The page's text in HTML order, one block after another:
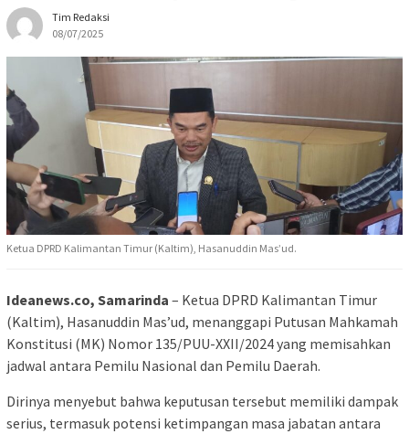
Tim Redaksi
08/07/2025
Ketua DPRD Kalimantan Timur (Kaltim), Hasanuddin Mas’ud.
Ideanews.co, Samarinda – Ketua DPRD Kalimantan Timur
(Kaltim), Hasanuddin Mas’ud, menanggapi Putusan Mahkamah
Konstitusi (MK) Nomor 135/PUU-XXII/2024 yang memisahkan
jadwal antara Pemilu Nasional dan Pemilu Daerah.
Dirinya menyebut bahwa keputusan tersebut memiliki dampak
serius, termasuk potensi ketimpangan masa jabatan antara